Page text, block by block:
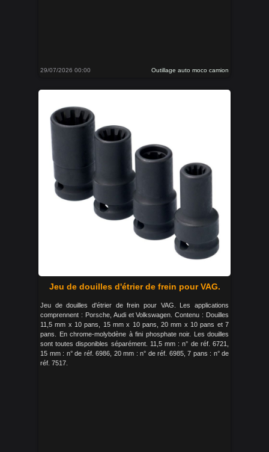
29/07/2026 00:00 Outillage auto moco camion
Jeu de douilles d'étrier de frein pour VAG.
Jeu de douilles d'étrier de frein pour VAG. Les applications
comprennent : Porsche, Audi et Volkswagen. Contenu : Douilles
11,5 mm x 10 pans, 15 mm x 10 pans, 20 mm x 10 pans et 7
pans. En chrome-molybdène à fini phosphate noir. Les douilles
sont toutes disponibles séparément. 11,5 mm : n° de réf. 6721,
15 mm : n° de réf. 6986, 20 mm : n° de réf. 6985, 7 pans : n° de
réf. 7517.